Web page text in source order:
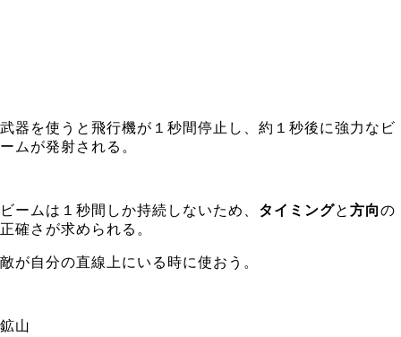
武器を使うと飛行機が１秒間停止し、約１秒後に強力なビ
ームが発射される。
ビームは１秒間しか持続しないため、 タイミングと 方向の
正確さが求められる。
敵が自分の直線上にいる時に使おう。
鉱山